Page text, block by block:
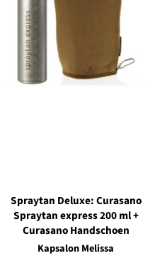
Spraytan Deluxe: Curasano
Spraytan express 200 ml +
Curasano Handschoen
Kapsalon Melissa